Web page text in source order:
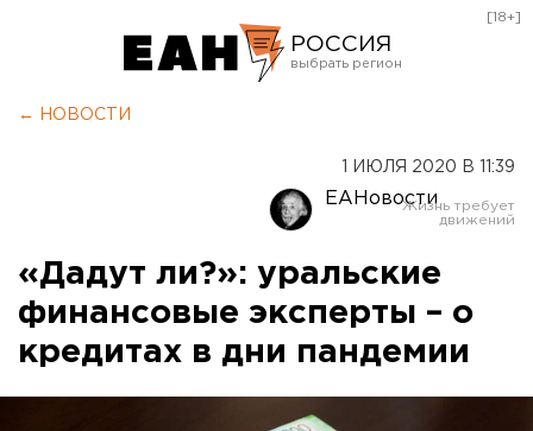
РОССИЯ
Оренбург
[18+]
← НОВОСТИ
1 ИЮЛЯ 2020 В 11:39
ЕАНовости
«Дадут ли?»: уральские
финансовые эксперты – о
кредитах в дни пандемии